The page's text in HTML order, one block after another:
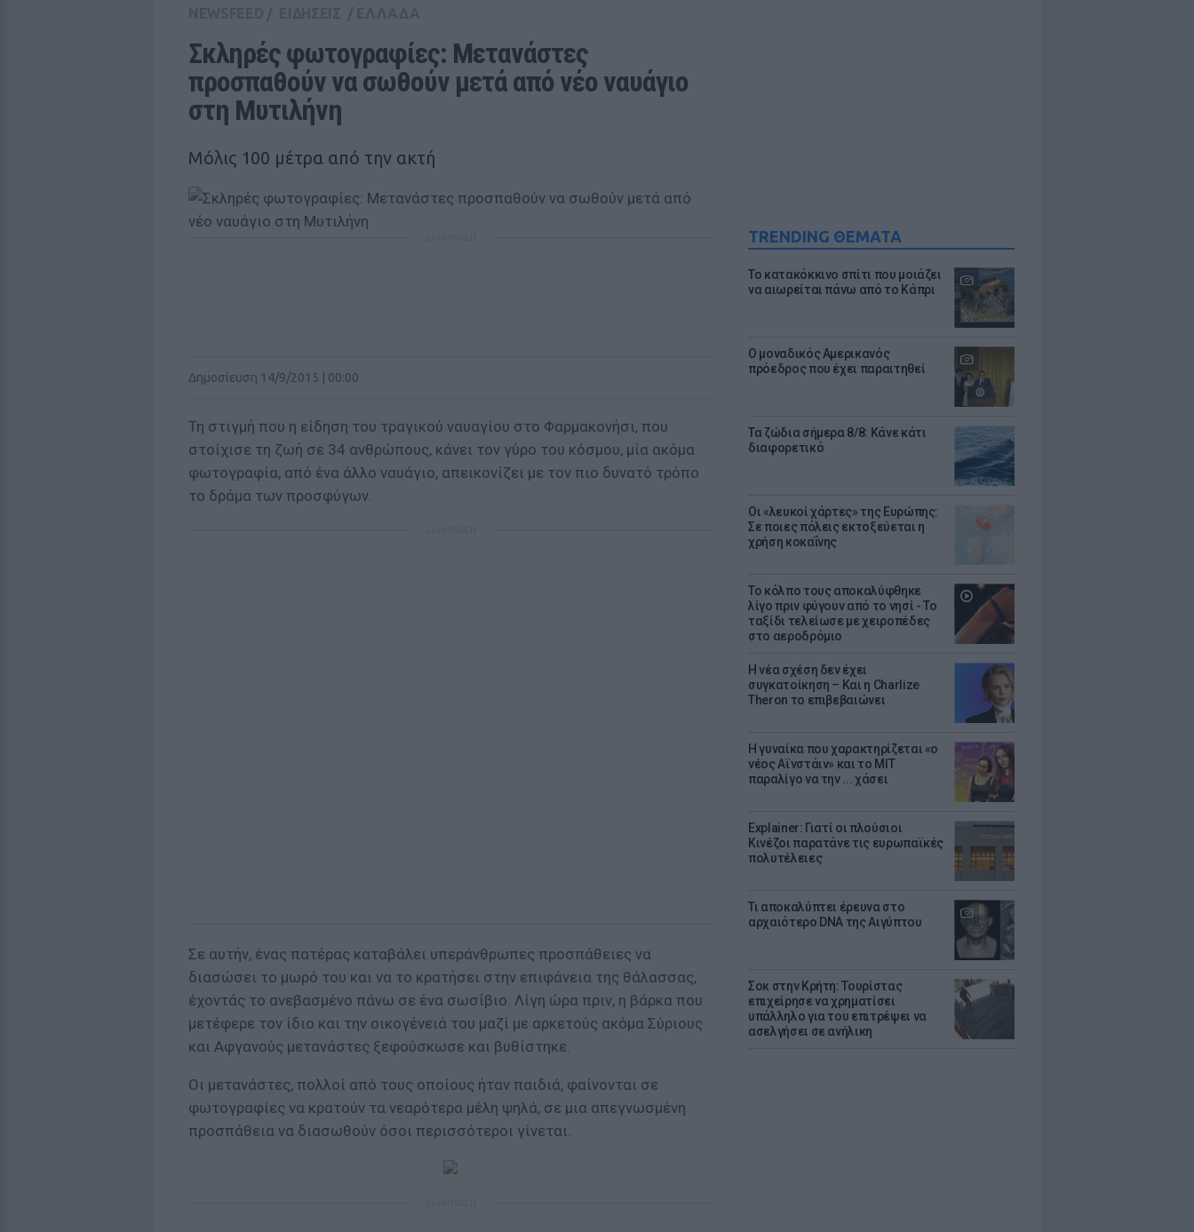
TRENDING ΘΕΜΑΤΑ
Το κατακόκκινο σπίτι που μοιάζει
να αιωρείται πάνω από το Κάπρι
Ο μοναδικός Αμερικανός
πρόεδρος που έχει παραιτηθεί
Τα ζώδια σήμερα 8/8: Κάνε κάτι
διαφορετικό
Οι «λευκοί χάρτες» της Ευρώπης:
Σε ποιες πόλεις εκτοξεύεται η
χρήση κοκαΐνης
Το κόλπο τους αποκαλύφθηκε
λίγο πριν φύγουν από το νησί - Το
ταξίδι τελείωσε με χειροπέδες
στο αεροδρόμιο
Η νέα σχέση δεν έχει
συγκατοίκηση – Και η Charlize
Theron το επιβεβαιώνει
Η γυναίκα που χαρακτηρίζεται «ο
νέος Αϊνστάιν» και το MIT
παραλίγο να την ... χάσει
Explainer: Γιατί οι πλούσιοι
Κινέζοι παρατάνε τις ευρωπαϊκές
πολυτέλειες
Τι αποκαλύπτει έρευνα στο
αρχαιότερο DNA της Αιγύπτου
Σοκ στην Κρήτη: Τουρίστας
επιχείρησε να χρηματίσει
υπάλληλο για του επιτρέψει να
ασελγήσει σε ανήλικη
Σκληρές φωτογραφίες: Μετανάστες
προσπαθούν να σωθούν μετά από νέο ναυάγιο
στη Μυτιλήνη
Μόλις 100 μέτρα από την ακτή
Δημοσίευση 14/9/2015 | 00:00
Τη στιγμή που η είδηση του τραγικού ναυαγίου στο Φαρμακονήσι, που
στοίχισε τη ζωή σε 34 ανθρώπους, κάνει τον γύρο του κόσμου, μία ακόμα
φωτογραφία, από ένα άλλο ναυάγιο, απεικονίζει με τον πιο δυνατό τρόπο
το δράμα των προσφύγων.
Σε αυτήν, ένας πατέρας καταβάλει υπεράνθρωπες προσπάθειες να
διασώσει το μωρό του και να το κρατήσει στην επιφάνεια της θάλασσας,
έχοντάς το ανεβασμένο πάνω σε ένα σωσίβιο. Λίγη ώρα πριν, η βάρκα που
μετέφερε τον ίδιο και την οικογένειά του μαζί με αρκετούς ακόμα Σύριους
και Αφγανούς μετανάστες ξεφούσκωσε και βυθίστηκε.
Οι μετανάστες, πολλοί από τους οποίους ήταν παιδιά, φαίνονται σε
φωτογραφίες να κρατούν τα νεαρότερα μέλη ψηλά, σε μια απεγνωσμένη
προσπάθεια να διασωθούν όσοι περισσότεροι γίνεται.